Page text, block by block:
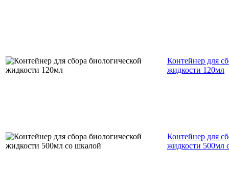
Контейнер для
жидкости 120мл
Контейнер для
жидкости 500мл